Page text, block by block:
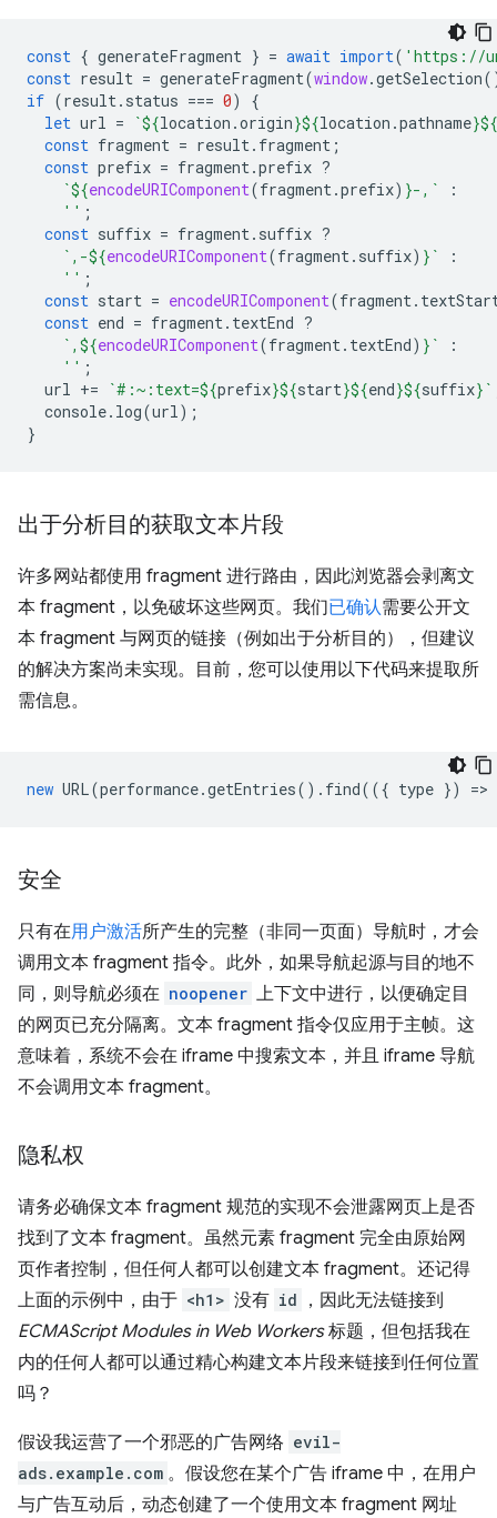
const { generateFragment } = await import( 'https://
const result = generateFragment(window.getSelection
if (result . status === 0)
{
let url = `${location .origin}${location .pathname}${
const fragment = result . fragment ;
const prefix = fragment .prefix ?
`${encodeURIComponent(fragment .prefix) }-,`
:
'' ;
const suffix = fragment . suffix ?
`,-${encodeURIComponent(fragment . suffix) } `
:
'' ;
const start = encodeURIComponent(fragment .
const end = fragment . textEnd ?
`, ${encodeURIComponent(fragment . textEnd) } `
:
'' ;
url += `#:~:text=${prefix}${start}${end}${suffix} `
console. log(url );
}
出于分析目的获取文本片段
许多网站都使用 fragment 进行路由，因此浏览器会剥离文
本 fragment，以免破坏这些网页。我们已确认需要公开文
本 fragment 与网页的链接（例如出于分析目的），但建议
的解决方案尚未实现。目前，您可以使用以下代码来提取所
需信息。
new URL(performance.getEntries(). find(({ type }) =>
安全
只有在用户激活所产生的完整（非同一页面）导航时，才会
调用文本 fragment 指令。此外，如果导航起源与目的地不
同，则导航必须在 noopener 上下文中进行，以便确定目
的网页已充分隔离。文本 fragment 指令仅应用于主帧。这
意味着，系统不会在 iframe 中搜索文本，并且 iframe 导航
不会调用文本 fragment。
隐私权
请务必确保文本 fragment 规范的实现不会泄露网页上是否
找到了文本 fragment。虽然元素 fragment 完全由原始网
页作者控制，但任何人都可以创建文本 fragment。还记得
上面的示例中，由于 <h1> 没有 id
，因此无法链接到
ECMAScript Modules in Web Workers标题，但包括我在
内的任何人都可以通过精心构建文本片段来链接到任何位置
吗？
假设我运营了一个邪恶的广告网络 evil-
ads.example.com 。假设您在某个广告 iframe 中，在用户
与广告互动后，动态创建了一个使用文本 fragment 网址